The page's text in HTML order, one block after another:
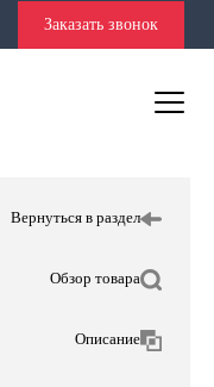
Заказать звонок
Вернуться в раздел
Обзор товара
Описание